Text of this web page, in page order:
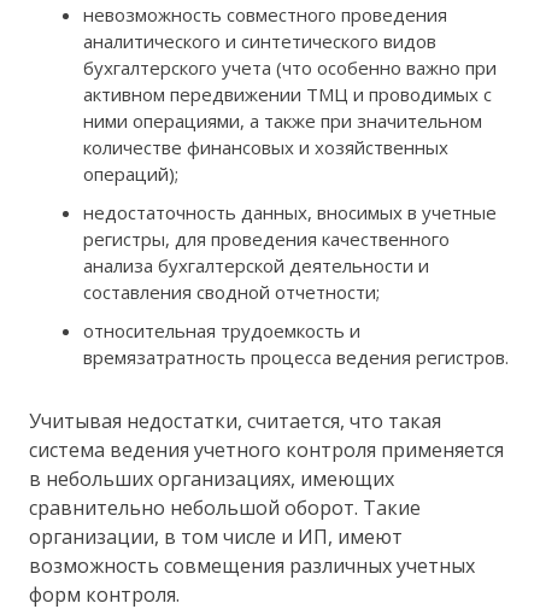
невозможность совместного проведения
аналитического и синтетического видов
бухгалтерского учета (что особенно важно при
активном передвижении ТМЦ и проводимых с
ними операциями, а также при значительном
количестве финансовых и хозяйственных
операций);
недостаточность данных, вносимых в учетные
регистры, для проведения качественного
анализа бухгалтерской деятельности и
составления сводной отчетности;
относительная трудоемкость и
времязатратность процесса ведения регистров.
Учитывая недостатки, считается, что такая
система ведения учетного контроля применяется
в небольших организациях, имеющих
сравнительно небольшой оборот. Такие
организации, в том числе и ИП, имеют
возможность совмещения различных учетных
форм контроля.